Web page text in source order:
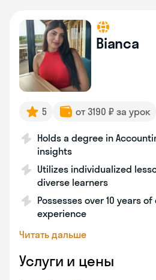
Bianca
5 от 3190 ₽ за урок
Holds a degree in
insights
Utilizes individualized
diverse learners
Possesses over 10 years
experience
Читать дальше
Услуги и цены